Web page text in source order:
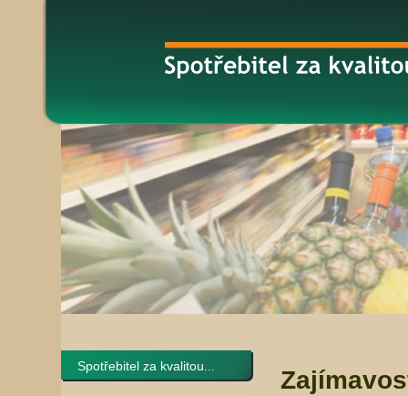
Spotřebitel za kvalitou...